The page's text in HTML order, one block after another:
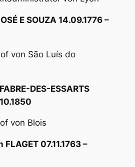
E SOUZA 14.09.1776 –
von São Luís do
DES-ESSARTS
von Blois
07.11.1763 –